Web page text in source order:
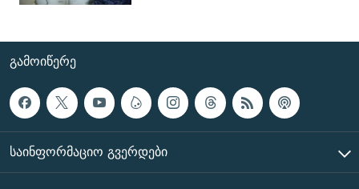
ᲒᲐᲛᲝᲘᲬᲔᲠᲔ
ᲡᲐᲘᲜᲤᲝᲠᲛᲐᲪᲘᲝ ᲒᲕᲔᲠᲓᲔᲑᲘ